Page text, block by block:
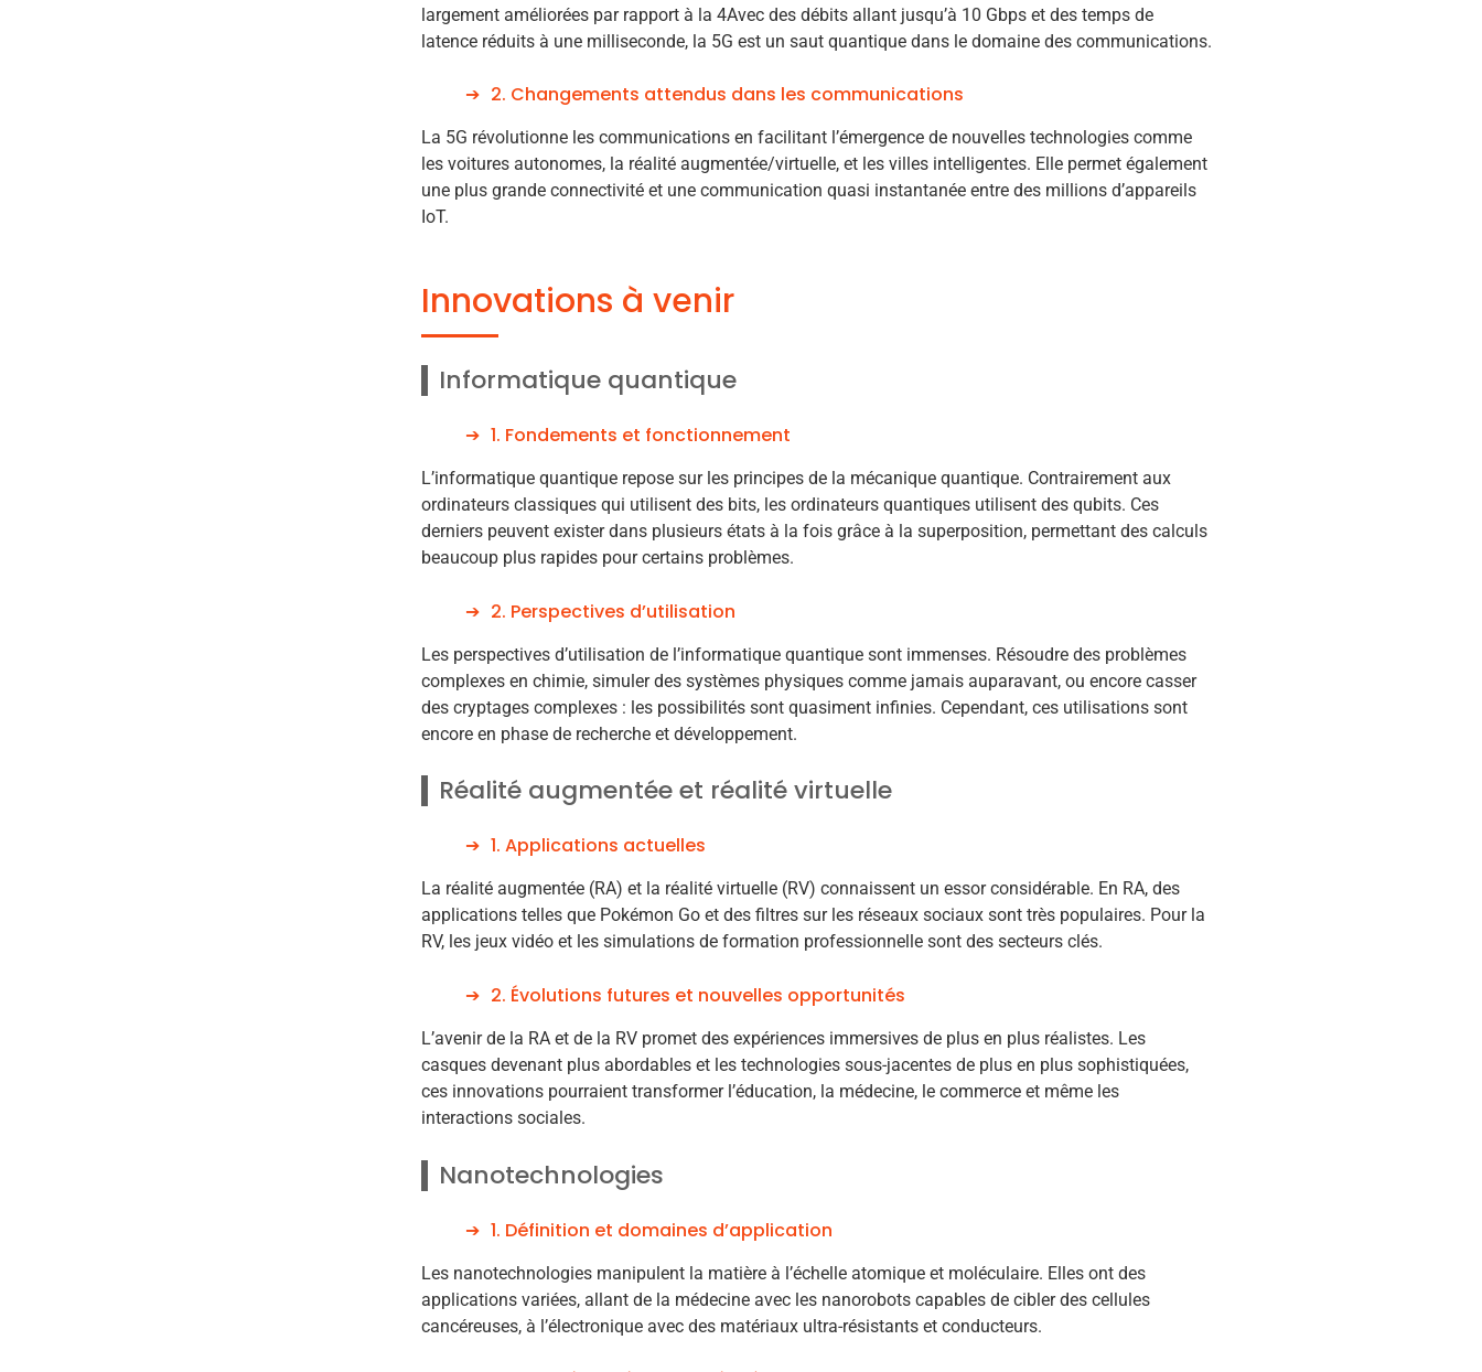
largement améliorées par rapport à la 4Avec des débits allant jusqu’à 10 Gbps et des temps de
latence réduits à une milliseconde, la 5G est un saut quantique dans le domaine des communications.
2. Changements attendus dans les communications
La 5G révolutionne les communications en facilitant l’émergence de nouvelles technologies comme
les voitures autonomes, la réalité augmentée/virtuelle, et les villes intelligentes. Elle permet également
une plus grande connectivité et une communication quasi instantanée entre des millions d’appareils
IoT.
Innovations à venir
Informatique quantique
1. Fondements et fonctionnement
L’informatique quantique repose sur les principes de la mécanique quantique. Contrairement aux
ordinateurs classiques qui utilisent des bits, les ordinateurs quantiques utilisent des qubits. Ces
derniers peuvent exister dans plusieurs états à la fois grâce à la superposition, permettant des calculs
beaucoup plus rapides pour certains problèmes.
2. Perspectives d’utilisation
Les perspectives d’utilisation de l’informatique quantique sont immenses. Résoudre des problèmes
complexes en chimie, simuler des systèmes physiques comme jamais auparavant, ou encore casser
des cryptages complexes : les possibilités sont quasiment infinies. Cependant, ces utilisations sont
encore en phase de recherche et développement.
Réalité augmentée et réalité virtuelle
1. Applications actuelles
La réalité augmentée (RA) et la réalité virtuelle (RV) connaissent un essor considérable. En RA, des
applications telles que Pokémon Go et des filtres sur les réseaux sociaux sont très populaires. Pour la
RV, les jeux vidéo et les simulations de formation professionnelle sont des secteurs clés.
2. Évolutions futures et nouvelles opportunités
L’avenir de la RA et de la RV promet des expériences immersives de plus en plus réalistes. Les
casques devenant plus abordables et les technologies sous-jacentes de plus en plus sophistiquées,
ces innovations pourraient transformer l’éducation, la médecine, le commerce et même les
interactions sociales.
Nanotechnologies
1. Définition et domaines d’application
Les nanotechnologies manipulent la matière à l’échelle atomique et moléculaire. Elles ont des
applications variées, allant de la médecine avec les nanorobots capables de cibler des cellules
cancéreuses, à l’électronique avec des matériaux ultra-résistants et conducteurs.